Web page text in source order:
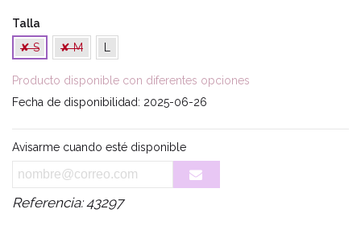
Talla
✘ S
✘ M L
Producto disponible con diferentes opciones
Fecha de disponibilidad: 2025-06-26
Avisarme cuando esté disponible
Referencia: 43297